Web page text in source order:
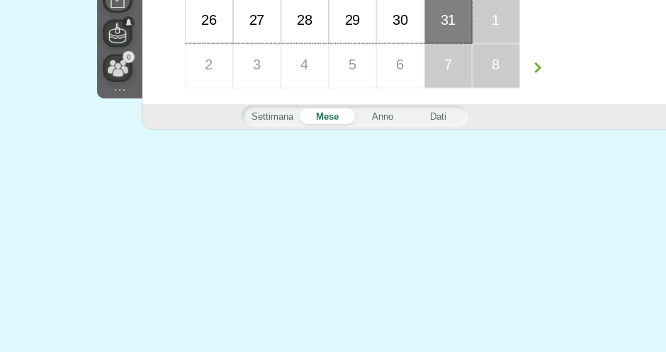
0
...
Settimana Mese Anno Dati
26 27 28 29 30 31 1
2 3 4 5 6 7 8